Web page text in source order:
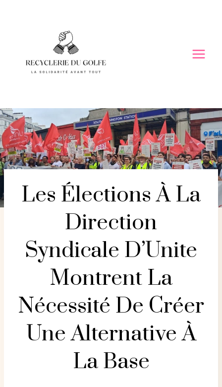
Les Élections À La
Direction
Syndicale D’Unite
Montrent La
Nécessité De Créer
Une Alternative À
La Base